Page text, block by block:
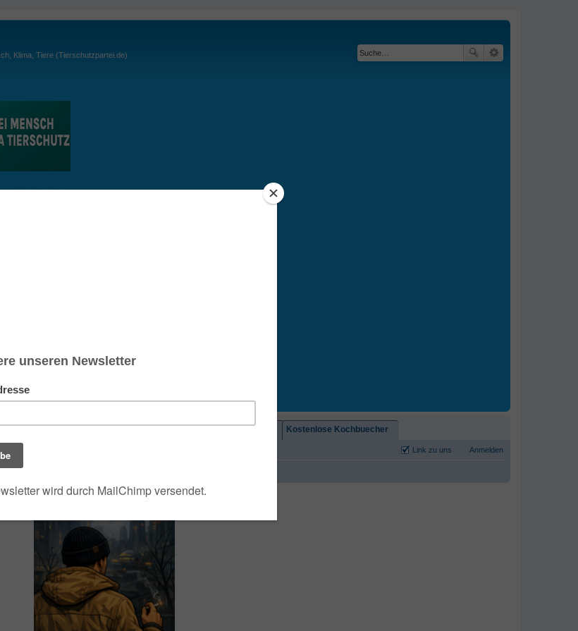
Klima, Tiere (Tierschutzpartei.de)
Ball darf zu keiner Zeit den Boden berühren. Gespielt werden
wie beim Squash, auch über die Wände gespielt werden darf.
Nabu)
Kostenlose Kochbuecher
Anmelden
Link zu uns